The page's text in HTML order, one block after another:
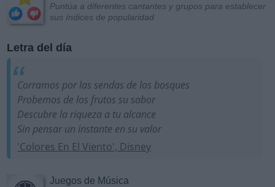
Puntúa a diferentes cantantes y grupos para establecer
sus índices de popularidad
Letra del día
Corramos por las sendas de los bosques
Probemos de los frutos su sabor
Descubre la riqueza a tu alcance
Sin pensar un instante en su valor
'Colores En El Viento', Disney
Juegos de Música